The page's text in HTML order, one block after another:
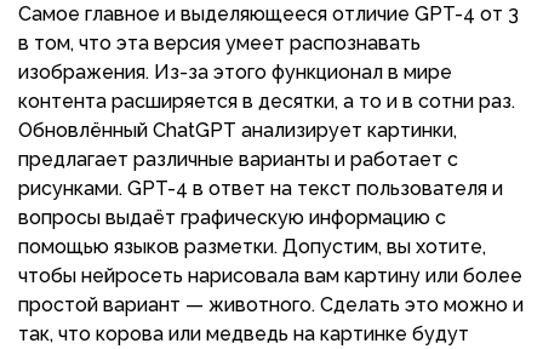
Самое главное и выделяющееся отличие GPT-4 от 3
в том, что эта версия умеет распознавать
изображения. Из-за этого функционал в мире
контента расширяется в десятки, а то и в сотни раз.
Обновлённый ChatGPT анализирует картинки,
предлагает различные варианты и работает с
рисунками. GPT-4 в ответ на текст пользователя и
вопросы выдаёт графическую информацию с
помощью языков разметки. Допустим, вы хотите,
чтобы нейросеть нарисовала вам картину или более
простой вариант — животного. Сделать это можно и
так, что корова или медведь на картинке будут